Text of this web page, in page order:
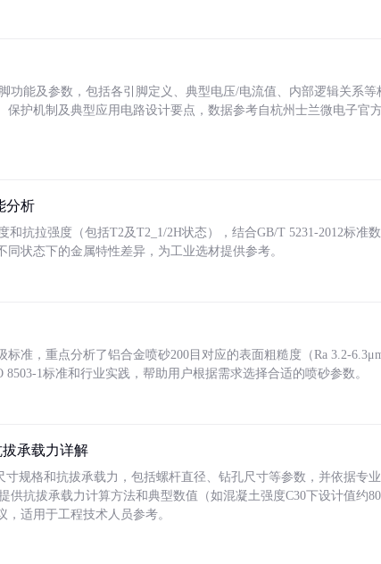
功能及参数，包括各引脚定义、典型电压/电流值、内部逻辑关系
保护机制及典型应用电路设计要点，数据参考自杭州士兰微电子官
分析
和抗拉强度（包括T2及T2_1/2H状态），结合GB/T 5231-2012标准
状态下的金属特性差异，为工业选材提供参考。
准，重点分析了铝合金喷砂200目对应的表面粗糙度（Ra 3.2-
1标准和行业实践，帮助用户根据需求选择合适的喷砂参数。
承载力详解
寸规格和抗拔承载力，包括螺杆直径、钻孔尺寸等参数，并依据专
供抗拔承载力计算方法和典型数值（如混凝土强度C30下设计值约
适用于工程技术人员参考。